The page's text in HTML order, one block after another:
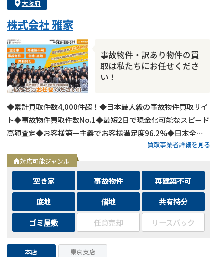
大阪府
株式会社 雅家
事故物件・訳あり物件の買
取は私たちにお任せくださ
い！
◆累計買取件数4,000件超！◆日本最大級の事故物件買取サイ
ト◆事故物件買取件数No.1◆最短2日で現金化可能なスピード
高額査定◆お客様第一主義でお客様満足度96.2%◆日本全国
買取事業者詳細を見る
対応可能ジャンル
空き家 事故物件
再建築不可
底地
借地
共有持分
ゴミ屋敷
任意売却 リースバック
本店 東京支店